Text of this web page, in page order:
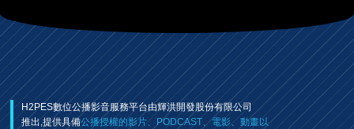
H2PES數位公播影音服務平台由輝洪開發股份有限公司
推出,提供具備公播授權的影片、PODCAST、電影、動畫以